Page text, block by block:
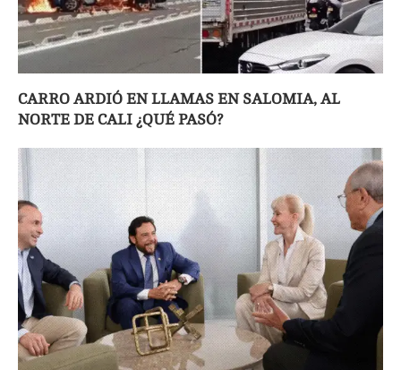
CARRO ARDIÓ EN LLAMAS EN SALOMIA, AL
NORTE DE CALI ¿QUÉ PASÓ?